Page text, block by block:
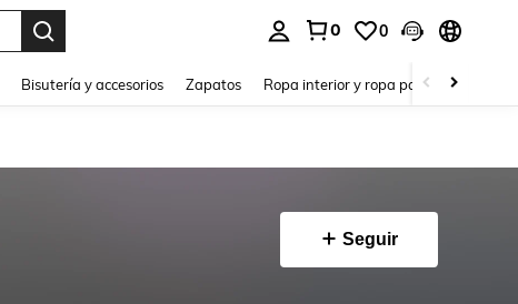
0 0
Bisutería y accesorios Zapatos Ropa interior y ropa para dormir
Seguir